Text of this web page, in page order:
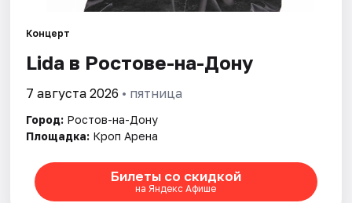
Города
Площадки
Артисты
Рейтинги
Концерт
Lida в Ростове-на-Дону
7 августа 2026 • пятница
Город: Ростов-на-Дону
Площадка: Кроп Арена
Билеты со скидкой
на Яндекс Афише